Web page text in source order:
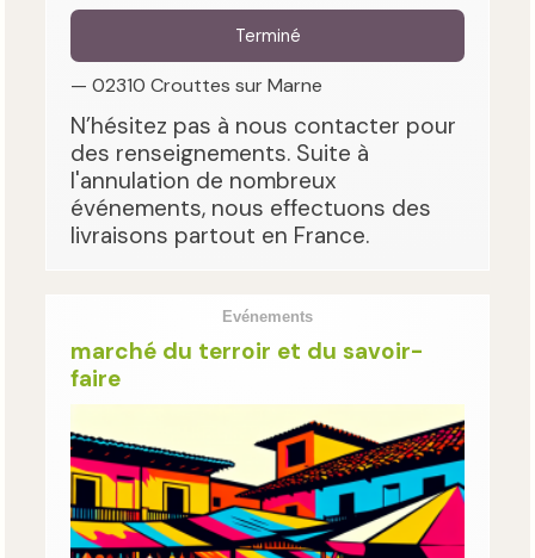
Terminé
— 02310 Crouttes sur Marne
N’hésitez pas à nous contacter pour
des renseignements. Suite à
l'annulation de nombreux
événements, nous effectuons des
livraisons partout en France.
Evénements
marché du terroir et du savoir-
faire